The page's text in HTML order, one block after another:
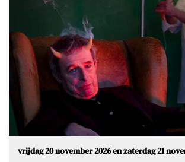
vrijdag 20 november 2026enzaterdag 21